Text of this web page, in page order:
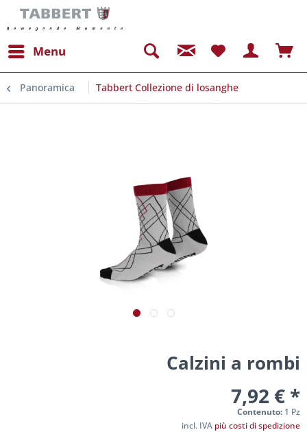
Menu
Panoramica Tabbert Collezione di losanghe
Calzini a rombi
7,92 € *
Contenuto: 1 Pz
incl. IVA più costi di spedizione